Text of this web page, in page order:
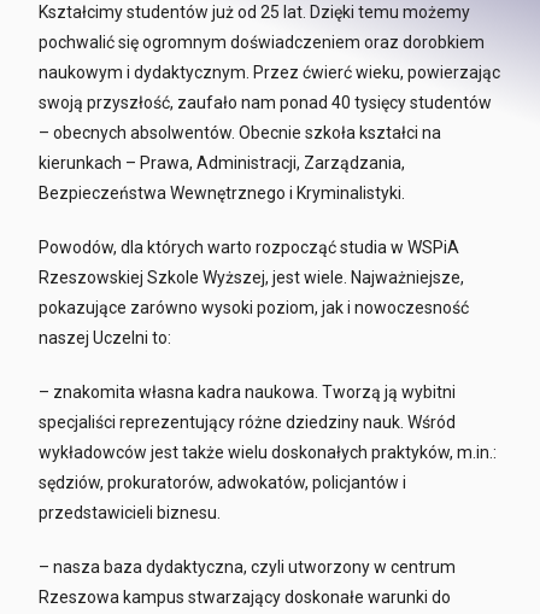
Kształcimy studentów już od 25 lat. Dzięki temu możemy
pochwalić się ogromnym doświadczeniem oraz dorobkiem
naukowym i dydaktycznym. Przez ćwierć wieku, powierzając
swoją przyszłość, zaufało nam ponad 40 tysięcy studentów
– obecnych absolwentów. Obecnie szkoła kształci na
kierunkach – Prawa, Administracji, Zarządzania,
Bezpieczeństwa Wewnętrznego i Kryminalistyki.
Powodów, dla których warto rozpocząć studia w WSPiA
Rzeszowskiej Szkole Wyższej, jest wiele. Najważniejsze,
pokazujące zarówno wysoki poziom, jak i nowoczesność
naszej Uczelni to:
– znakomita własna kadra naukowa. Tworzą ją wybitni
specjaliści reprezentujący różne dziedziny nauk. Wśród
wykładowców jest także wielu doskonałych praktyków, m.in.:
sędziów, prokuratorów, adwokatów, policjantów i
przedstawicieli biznesu.
– nasza baza dydaktyczna, czyli utworzony w centrum
Rzeszowa kampus stwarzający doskonałe warunki do